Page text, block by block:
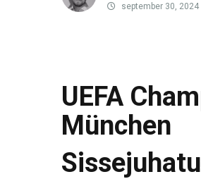
september 30, 2024
UEFA
München